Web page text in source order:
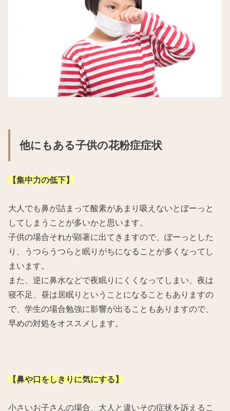
他にもある子供の花粉症症状
【集中力の低下】
大人でも鼻が詰まって酸素があまり吸えないとぼーっと
してしまうことが多いかと思います。
子供の場合それが顕著に出てきますので、ぼーっとした
り、うつらうつらと眠りがちになることが多くなってし
まいます。
また、逆に鼻水などで夜眠りにくくなってしまい、夜は
寝不足、昼は居眠りということになることもありますの
で、学生の場合勉強に影響が出ることもありますので、
早めの対処をオススメします。
【鼻や口をしきりに気にする】
小さいお子さんの場合、大人と違いその症状を訴えるこ